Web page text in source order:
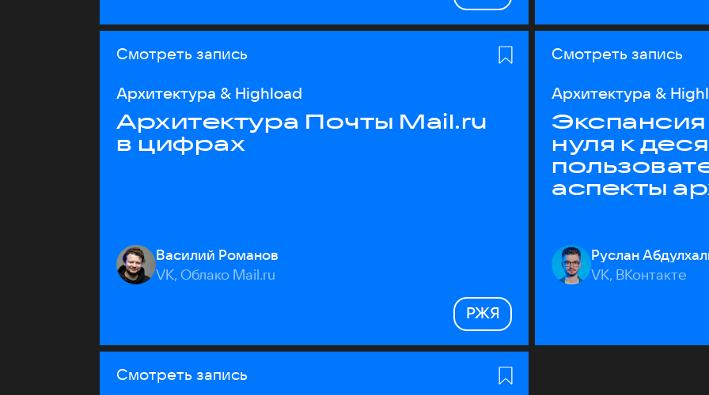
Смотреть запись
Архитектура & Highload
Архитектура Почты Mail.ru
в цифрах
Василий Романов
VK, Облако Mail.ru
РЖЯ
Смотреть запись
Архитектура &
нуля к
аспекты
Руслан
VK, ВКонтакте
Смотреть запись